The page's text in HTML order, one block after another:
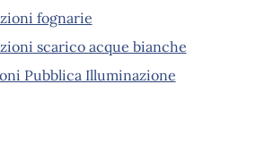
fognarie
scarico acque bianche
Pubblica Illuminazione